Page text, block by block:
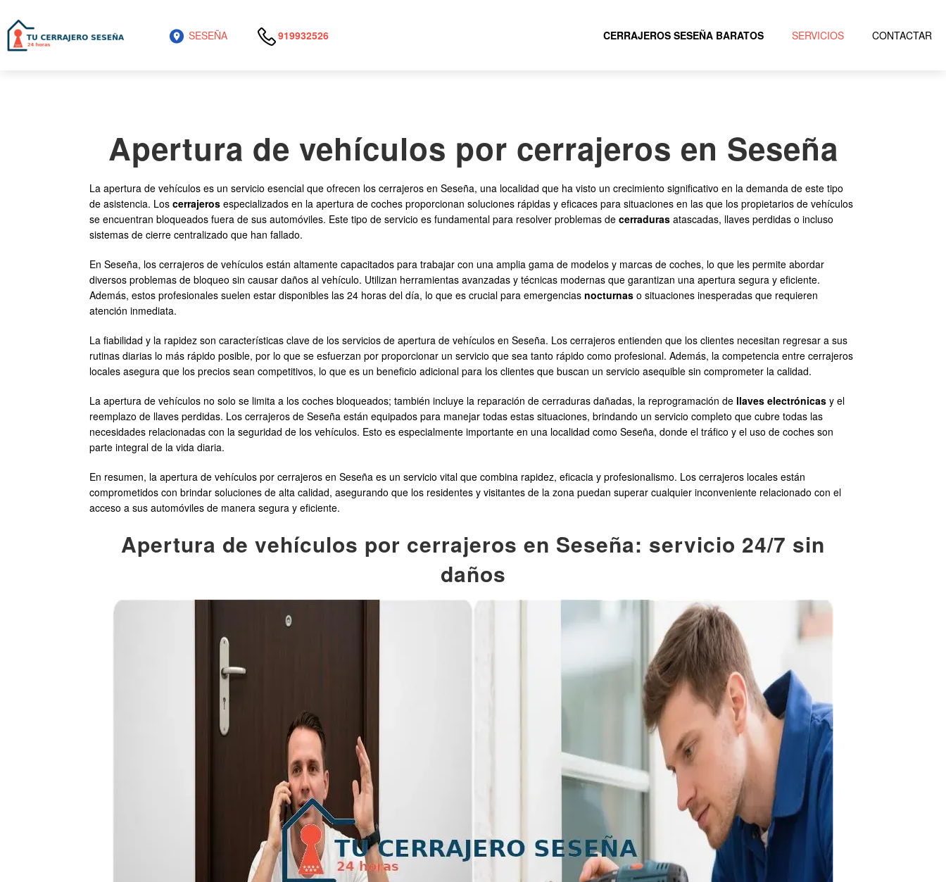
SESEÑA 919932526 CERRAJEROS SESEÑA BARATOS SERVICIOS CONTACTAR
Apertura de vehículos por cerrajeros en Seseña
La apertura de vehículos es un servicio esencial que ofrecen los cerrajeros en Seseña, una localidad que ha visto un crecimiento significativo en la demanda de este tipo
de asistencia. Los cerrajeros especializados en la apertura de coches proporcionan soluciones rápidas y eficaces para situaciones en las que los propietarios de vehículos
se encuentran bloqueados fuera de sus automóviles. Este tipo de servicio es fundamental para resolver problemas de cerraduras atascadas, llaves perdidas o incluso
sistemas de cierre centralizado que han fallado.
En Seseña, los cerrajeros de vehículos están altamente capacitados para trabajar con una amplia gama de modelos y marcas de coches, lo que les permite abordar
diversos problemas de bloqueo sin causar daños al vehículo. Utilizan herramientas avanzadas y técnicas modernas que garantizan una apertura segura y eficiente.
Además, estos profesionales suelen estar disponibles las 24 horas del día, lo que es crucial para emergencias nocturnas o situaciones inesperadas que requieren
atención inmediata.
La fiabilidad y la rapidez son características clave de los servicios de apertura de vehículos en Seseña. Los cerrajeros entienden que los clientes necesitan regresar a sus
rutinas diarias lo más rápido posible, por lo que se esfuerzan por proporcionar un servicio que sea tanto rápido como profesional. Además, la competencia entre cerrajeros
locales asegura que los precios sean competitivos, lo que es un beneficio adicional para los clientes que buscan un servicio asequible sin comprometer la calidad.
La apertura de vehículos no solo se limita a los coches bloqueados; también incluye la reparación de cerraduras dañadas, la reprogramación de llaves electrónicas y el
reemplazo de llaves perdidas. Los cerrajeros de Seseña están equipados para manejar todas estas situaciones, brindando un servicio completo que cubre todas las
necesidades relacionadas con la seguridad de los vehículos. Esto es especialmente importante en una localidad como Seseña, donde el tráfico y el uso de coches son
parte integral de la vida diaria.
En resumen, la apertura de vehículos por cerrajeros en Seseña es un servicio vital que combina rapidez, eficacia y profesionalismo. Los cerrajeros locales están
comprometidos con brindar soluciones de alta calidad, asegurando que los residentes y visitantes de la zona puedan superar cualquier inconveniente relacionado con el
acceso a sus automóviles de manera segura y eficiente.
Apertura de vehículos por cerrajeros en Seseña: servicio 24/7 sin
daños